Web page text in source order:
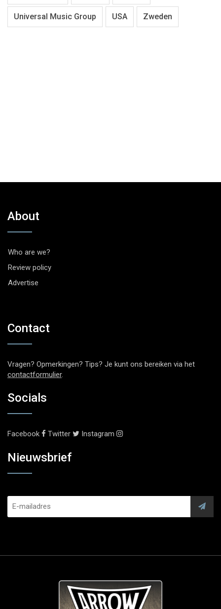
Universal Music Group USA Zweden
About
Who are we?
Review policy
Advertise
Contact
Vragen? Opmerkingen? Tips? Je kunt ons bereiken via het
contactformulier.
Socials
Facebook Twitter Instagram
Nieuwsbrief